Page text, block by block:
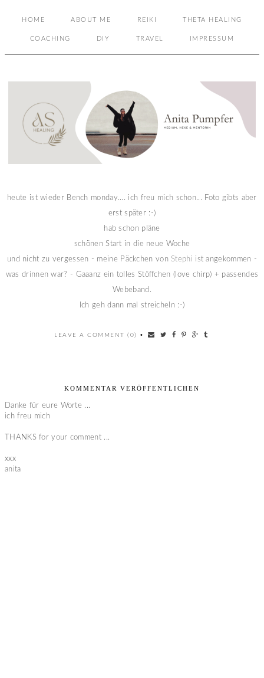
HOME ABOUT ME REIKI THETA HEALING
COACHING DIY TRAVEL IMPRESSUM
heute ist wieder Bench monday.... ich freu mich schon... Foto gibts aber
erst später :-)
hab schon pläne
schönen Start in die neue Woche
und nicht zu vergessen - meine Päckchen vonStephi ist angekommen -
was drinnen war? - Gaaanz ein tolles Stöffchen (love chirp) + passendes
Webeband.
Ich geh dann mal streicheln :-)
LEAVE A COMMENT (0) •
KOMMENTAR VERÖFFENTLICHEN
Danke für eure Worte ...
ich freu mich
THANKS for your comment ...
xxx
anita